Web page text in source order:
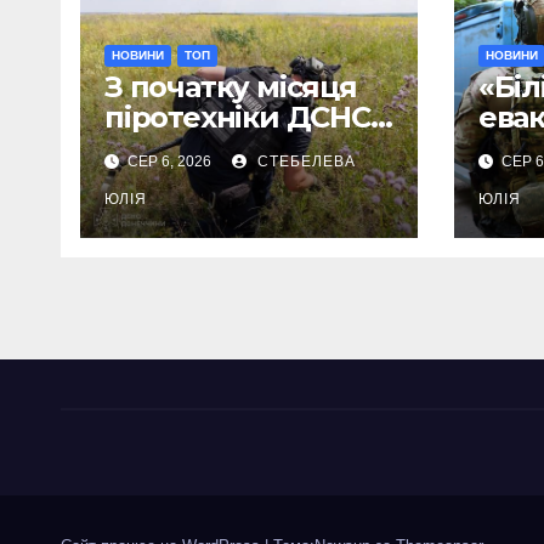
НОВИНИ ТОП
З початку місяця
піротехніки ДСНС
знищили 18
вибухонебезпечни
х предметів
СЕР 6, 2026 СТЕБЕЛЕВА
ЮЛІЯ
НОВИНИ
СЕР
ЮЛІЯ